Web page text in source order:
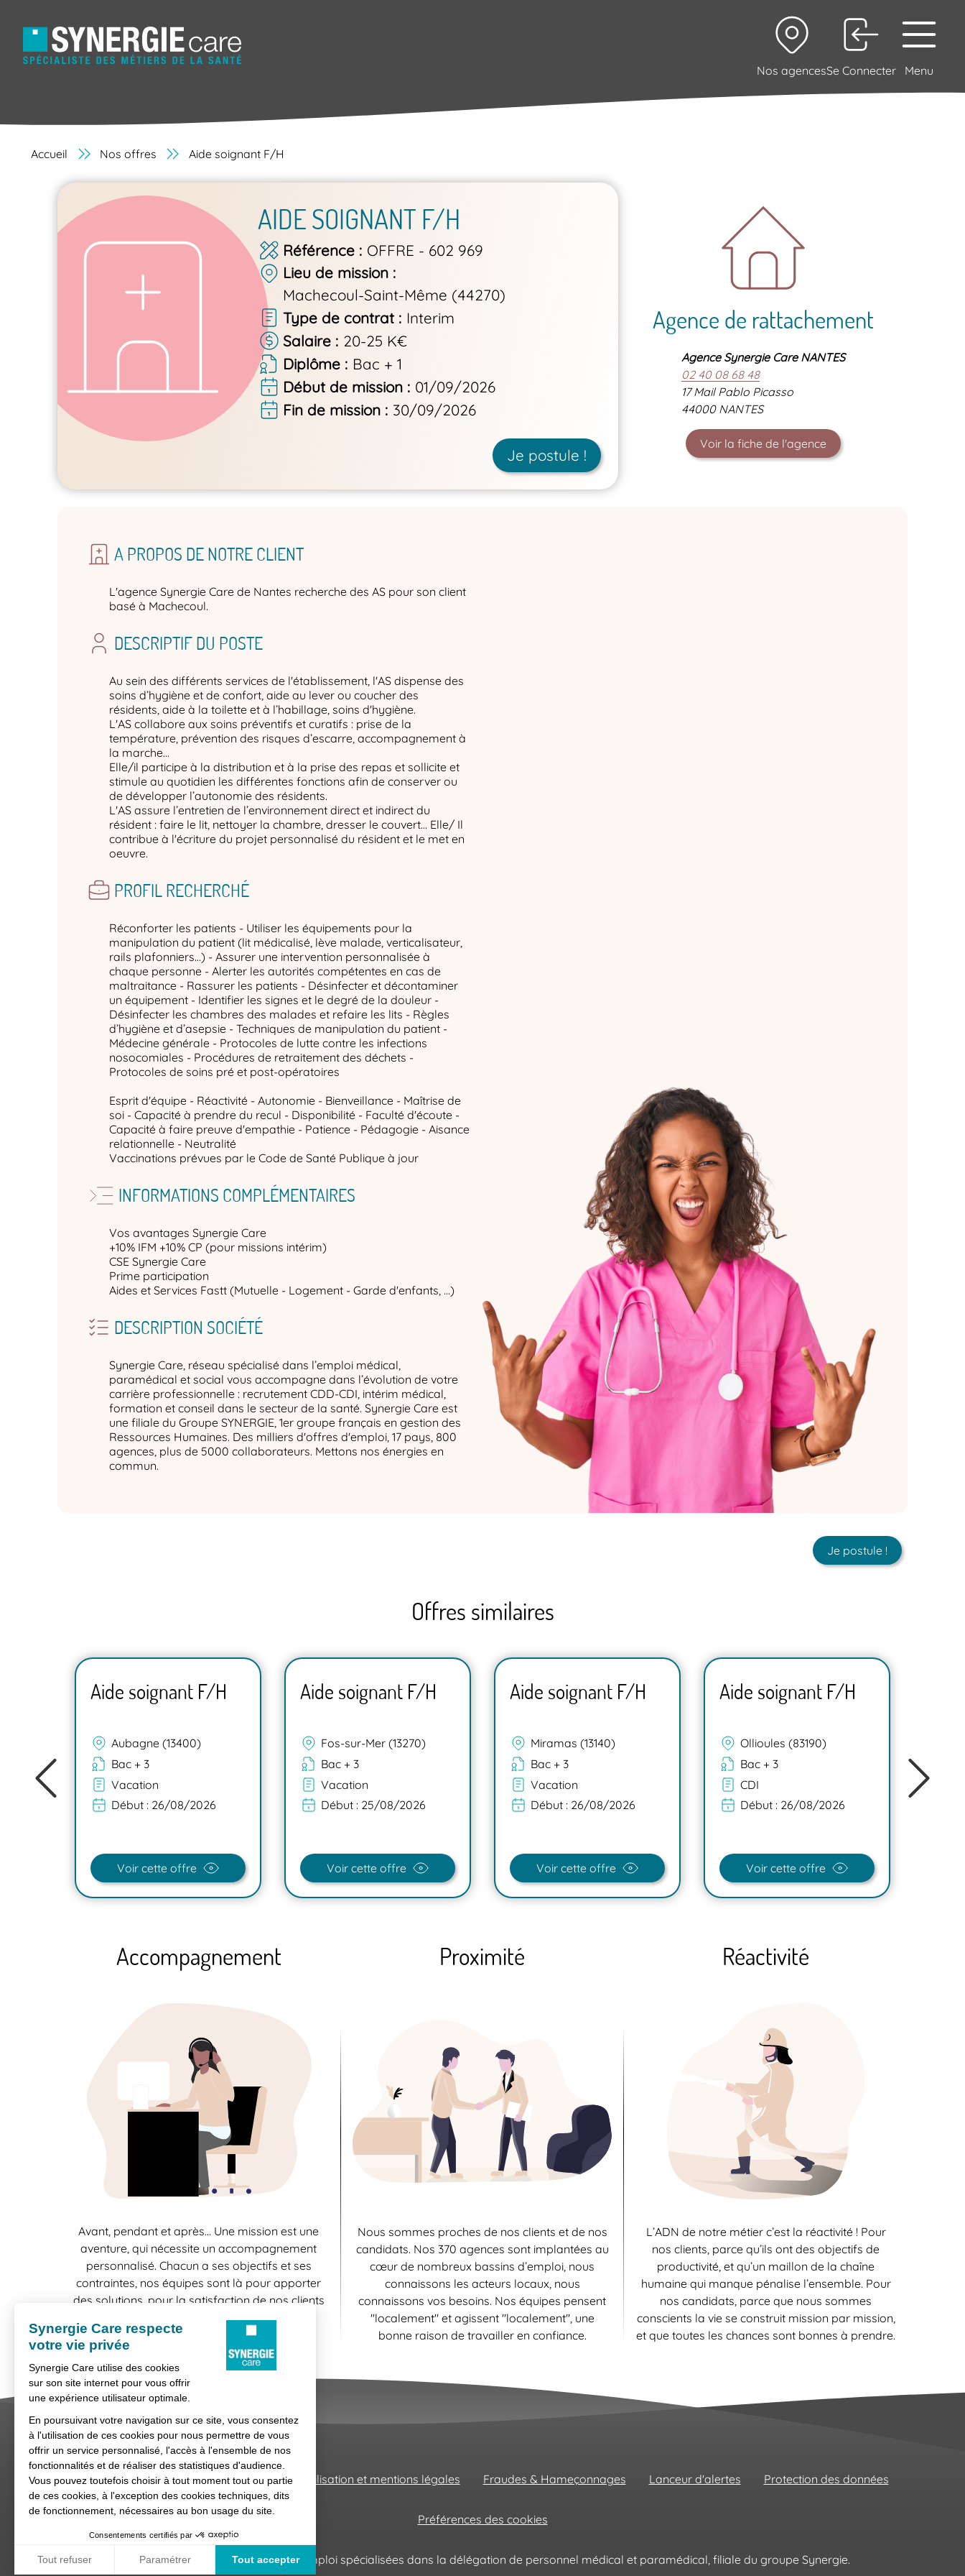
Nos agencesSe Connecter Menu
Accueil Nos offres Aide soignant F/H
AIDE SOIGNANT F/H
Référence
OFFRE - 602 969
Lieu de mission
Machecoul-Saint-Même (44270)
Type de contrat
Interim
Salaire
20-25 K€
Diplôme
Bac + 1
Début de mission
01/09/2026
Fin de mission
30/09/2026
Je postule !
Agence de rattachement
Agence Synergie Care NANTES
02 40 08 68 48
17 Mail Pablo Picasso
44000 NANTES
Voir la fiche de l'agence
A PROPOS DE NOTRE CLIENT
L'agence Synergie Care de Nantes recherche des AS pour son client
basé à Machecoul.
DESCRIPTIF DU POSTE
Au sein des différents services de l'établissement, l'AS dispense des
soins d’hygiène et de confort, aide au lever ou coucher des
résidents, aide à la toilette et à l’habillage, soins d'hygiène.
L'AS collabore aux soins préventifs et curatifs : prise de la
température, prévention des risques d’escarre, accompagnement à
la marche…
Elle/il participe à la distribution et à la prise des repas et sollicite et
stimule au quotidien les différentes fonctions afin de conserver ou
de développer l’autonomie des résidents.
L'AS assure l’entretien de l’environnement direct et indirect du
résident : faire le lit, nettoyer la chambre, dresser le couvert… Elle/ Il
contribue à l'écriture du projet personnalisé du résident et le met en
oeuvre.
PROFIL RECHERCHÉ
Réconforter les patients - Utiliser les équipements pour la
manipulation du patient (lit médicalisé, lève malade, verticalisateur,
rails plafonniers…) - Assurer une intervention personnalisée à
chaque personne - Alerter les autorités compétentes en cas de
maltraitance - Rassurer les patients - Désinfecter et décontaminer
un équipement - Identifier les signes et le degré de la douleur -
Désinfecter les chambres des malades et refaire les lits - Règles
d’hygiène et d’asepsie - Techniques de manipulation du patient -
Médecine générale - Protocoles de lutte contre les infections
nosocomiales - Procédures de retraitement des déchets -
Protocoles de soins pré et post-opératoires
Esprit d'équipe - Réactivité - Autonomie - Bienveillance - Maîtrise de
soi - Capacité à prendre du recul - Disponibilité - Faculté d'écoute -
Capacité à faire preuve d'empathie - Patience - Pédagogie - Aisance
relationnelle - Neutralité
Vaccinations prévues par le Code de Santé Publique à jour
INFORMATIONS COMPLÉMENTAIRES
Vos avantages Synergie Care
+10% IFM +10% CP (pour missions intérim)
CSE Synergie Care
Prime participation
Aides et Services Fastt (Mutuelle - Logement - Garde d'enfants, ...)
DESCRIPTION SOCIÉTÉ
Synergie Care, réseau spécialisé dans l’emploi médical,
paramédical et social vous accompagne dans l’évolution de votre
carrière professionnelle : recrutement CDD-CDI, intérim médical,
formation et conseil dans le secteur de la santé. Synergie Care est
une filiale du Groupe SYNERGIE, 1er groupe français en gestion des
Ressources Humaines. Des milliers d'offres d'emploi, 17 pays, 800
agences, plus de 5000 collaborateurs. Mettons nos énergies en
commun.
Je postule !
Offres similaires
Aide soignant F/H
Aubagne (13400)
Bac + 3
Vacation
Début : 26/08/2026
Voir cette offre
Aide soignant F/H
Fos-sur-Mer (13270)
Bac + 3
Vacation
Début : 25/08/2026
Voir cette offre
Aide soignant F/H
Miramas (13140)
Bac + 3
Vacation
Début : 26/08/2026
Voir cette offre
Aide soignant F/H
Ollioules (83190)
Bac + 3
CDI
Début : 26/08/2026
Voir cette offre
Accompagnement
Avant, pendant et après… Une mission est une
aventure, qui nécessite un accompagnement
personnalisé. Chacun a ses objectifs et ses
contraintes, nos équipes sont là pour apporter
des solutions, pour la satisfaction de nos clients
comme celle de nos candidats.
Proximité
Nous sommes proches de nos clients et de nos
candidats. Nos 370 agences sont implantées au
cœur de nombreux bassins d’emploi, nous
connaissons les acteurs locaux, nous
connaissons vos besoins. Nos équipes pensent
"localement" et agissent "localement", une
bonne raison de travailler en confiance.
Réactivité
L’ADN de notre métier c’est la réactivité ! Pour
nos clients, parce qu’ils ont des objectifs de
productivité, et qu’un maillon de la chaîne
humaine qui manque pénalise l’ensemble. Pour
nos candidats, parce que nous sommes
conscients la vie se construit mission par mission,
et que toutes les chances sont bonnes à prendre.
Nous contacter Conditions générales d'utilisation et mentions légales Fraudes & Hameçonnages Lanceur d'alertes Protection des données
Préférences des cookies
Synergie Care, réseau d'agences d'emploi spécialisées dans la délégation de personnel médical et paramédical, filiale du groupe Synergie.